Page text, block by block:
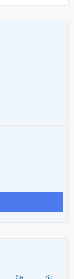
Sa So